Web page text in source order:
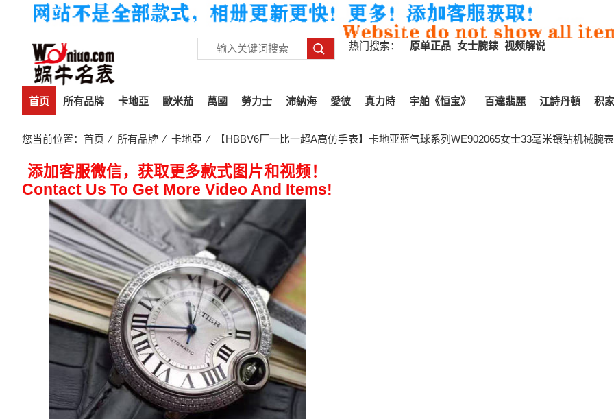
热门搜索： 原单正品 女士腕錶 视频解说
首页 所有品牌 卡地亞 歐米茄 萬國 勞力士 沛納海 愛彼 真力時 宇舶《恒宝》 百達翡麗 江詩丹頓 积家
您当前位置： 首页 ⁄ 所有品牌 ⁄ 卡地亞 ⁄ 【HBBV6厂一比一超A高仿手表】卡地亚蓝气球系列WE902065女士33毫米镶钻机械腕表
添加客服微信，获取更多款式图片和视频！
Contact Us To Get More Video And Items!